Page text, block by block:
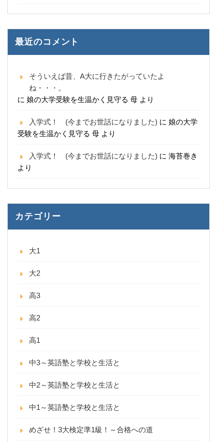
最近のコメント
そういえば昔、A大に行きたがっていたよ
ね・・・。
に 娘の大学受験を生温かく見守る 母 より
入学式！ (今までお世話になりました) に 娘の大学
受験を生温かく見守る 母 より
入学式！ (今までお世話になりました) に 海苔巻き
より
カテゴリー
大1
大2
高3
高2
高1
中3～英語塾と学校と生活と
中2～英語塾と学校と生活と
中1～英語塾と学校と生活と
めざせ！3大検定準1級！～合格への道